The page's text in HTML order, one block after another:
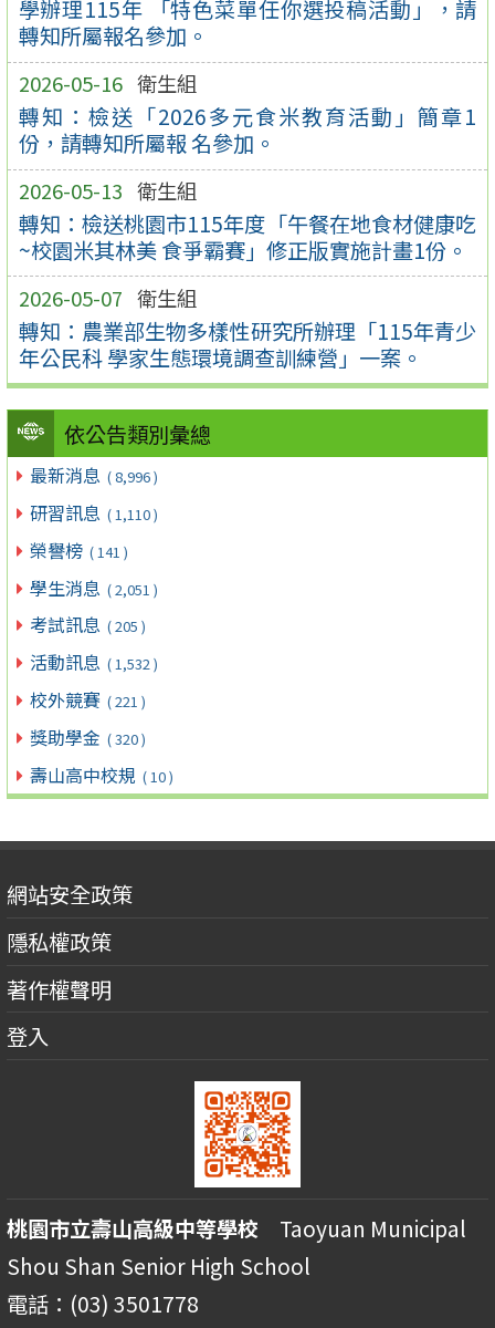
學辦理115年 「特色菜單任你選投稿活動」，請
轉知所屬報名參加。
2026-05-16 衛生組
轉知：檢送「2026多元食米教育活動」簡章1
份，請轉知所屬報 名參加。
2026-05-13 衛生組
轉知：檢送桃園市115年度「午餐在地食材健康吃
~校園米其林美 食爭霸賽」修正版實施計畫1份。
2026-05-07 衛生組
轉知：農業部生物多樣性研究所辦理「115年青少
年公民科 學家生態環境調查訓練營」一案。
依公告類別彙總
最新消息 ( 8,996 )
研習訊息 ( 1,110 )
榮譽榜 ( 141 )
學生消息 ( 2,051 )
考試訊息 ( 205 )
活動訊息 ( 1,532 )
校外競賽 ( 221 )
獎助學金 ( 320 )
壽山高中校規 ( 10 )
網站安全政策
隱私權政策
著作權聲明
登入
桃園市立壽山高級中等學校 Taoyuan Municipal
Shou Shan Senior High School
電話：(03) 3501778